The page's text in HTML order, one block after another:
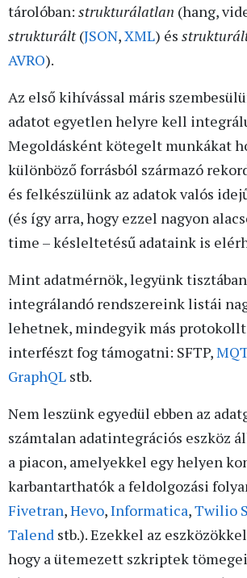
tárolóban: strukturálatlan (hang,
strukturált(JSON,XML) és
AVRO).
Az első kihívással máris
adatot egyetlen helyre kell
Megoldásként kötegelt munkákat
különböző forrásból származó
és felkészülünk az adatok valós
(és így arra, hogy ezzel nagyon
time – késleltetésű adataink is
Mint adatmérnök, legyünk tisztában
integrálandó rendszereink listái
lehetnek, mindegyik más protokollt
interfészt fog támogatni: SFTP,
GraphQL stb.
Nem leszünk egyedül ebben az
számtalan adatintegrációs eszköz
a piacon, amelyekkel egy helyen
karbantarthatók a feldolgozási
Fivetran,Hevo,Informatica,Twilio
Talend stb.). Ezekkel az
hogy a ütemezett szkriptek